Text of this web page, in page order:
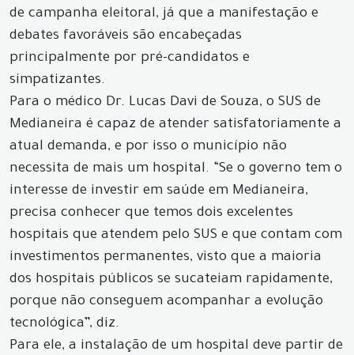
de campanha eleitoral, já que a manifestação e
debates favoráveis são encabeçadas
principalmente por pré-candidatos e
simpatizantes.
Para o médico Dr. Lucas Davi de Souza, o SUS de
Medianeira é capaz de atender satisfatoriamente a
atual demanda, e por isso o município não
necessita de mais um hospital. “Se o governo tem o
interesse de investir em saúde em Medianeira,
precisa conhecer que temos dois excelentes
hospitais que atendem pelo SUS e que contam com
investimentos permanentes, visto que a maioria
dos hospitais públicos se sucateiam rapidamente,
porque não conseguem acompanhar a evolução
tecnológica”, diz.
Para ele, a instalação de um hospital deve partir de